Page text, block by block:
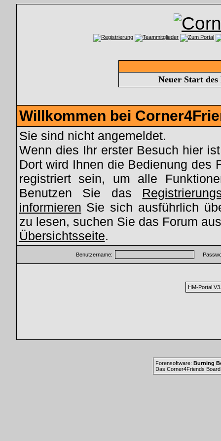
Neuer Start
Willkommen bei
Sie sind nicht angemeldet.
Wenn dies Ihr erster Besuch hier
Dort wird Ihnen die Bedienung des
registriert sein, um alle
Benutzen Sie das
informieren Sie sich ausführlich
zu lesen, suchen Sie das Forum
Übersichtsseite.
Benutzername:
HM-Portal
Forensoftware: Burning
Das Corner4Friends